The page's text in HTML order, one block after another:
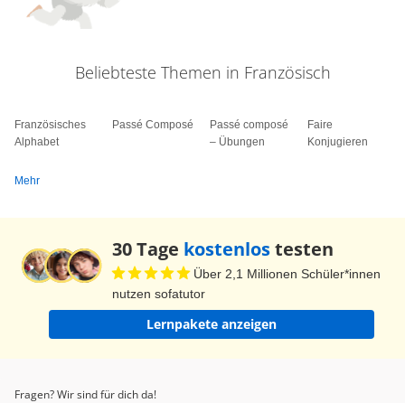
Beliebteste Themen in Französisch
Französisches
Alphabet
Passé Composé
Passé composé
– Übungen
Faire
Konjugieren
Mehr
30 Tage kostenlostesten
Über 2,1 Millionen Schüler*innen
nutzen sofatutor
Lernpakete anzeigen
Fragen? Wir sind für dich da!